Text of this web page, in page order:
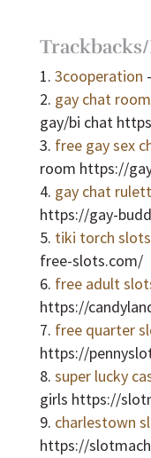
3cooperation
gay chat
gay/bi chat
free gay sex
room https://
gay chat
https://gay-
tiki torch
free-slots.com/
free adult
https://
free quarter
https://
super lucky
girls https://
charlestown
https://